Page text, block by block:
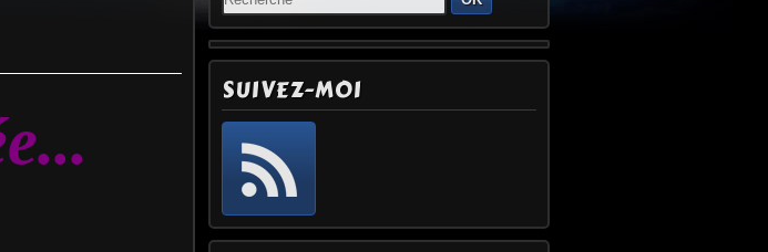
SUIVEZ-MOI